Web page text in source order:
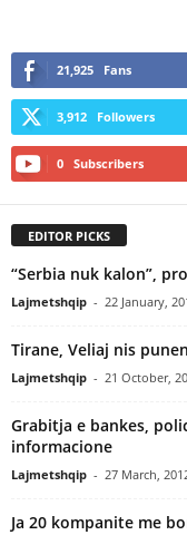
21,925 Fans
3,912 Followers
0 Subscribers
EDITOR PICKS
“Serbia nuk kalon”,
Lajmetshqip - 22 January,
Tirane, Veliaj nis
Lajmetshqip - 21 October,
Grabitja e bankes,
informacione
Lajmetshqip - 27 March,
Ja 20 kompanite me